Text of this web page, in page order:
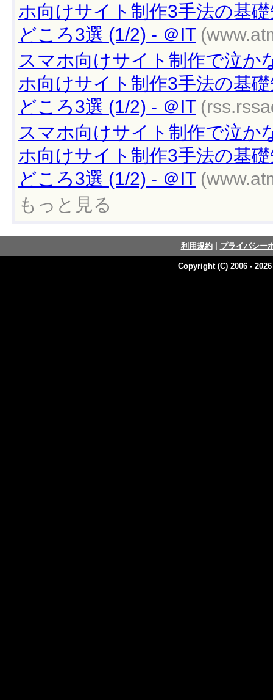
ホ向けサイト制作3手法の基
どころ3選 (1/2) - ＠IT
スマホ向けサイト制作で泣か
ホ向けサイト制作3手法の基
どころ3選 (1/2) - ＠IT
スマホ向けサイト制作で泣か
ホ向けサイト制作3手法の基
どころ3選 (1/2) - ＠IT
もっと見る
利用規約| プライバシー
Copyright (C) 2006 -